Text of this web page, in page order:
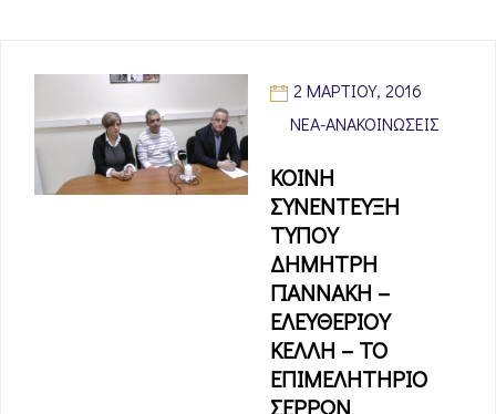
2 ΜΑΡΤΊΟΥ, 2016
ΝΈΑ-ΑΝΑΚΟΙΝΏΣΕΙΣ
ΚΟΙΝΗ
ΣΥΝΕΝΤΕΥΞΗ
ΤΥΠΟΥ
ΔΗΜΗΤΡΗ
ΓΙΑΝΝΑΚΗ –
ΕΛΕΥΘΕΡΙΟΥ
ΚΕΛΛΗ – ΤΟ
ΕΠΙΜΕΛΗΤΗΡΙΟ
ΣΕΡΡΩΝ